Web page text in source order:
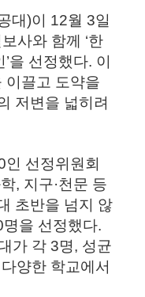
대)이 12월 3일
사와 함께 ‘한
을 선정했다. 이
이끌고 도약을
저변을 넓히려
선정위원회
, 지구·천문 등
초반을 넘지 않
을 선정했다.
가 각 3명, 성균
양한 학교에서